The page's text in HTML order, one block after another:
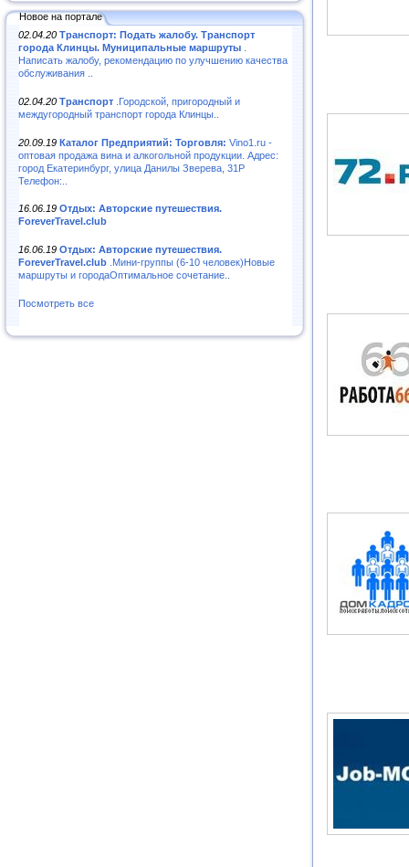
Новое на портале
02.04.20 Транспорт: Подать жалобу. Транспорт
города Клинцы. Муниципальные маршруты
Написать жалобу, рекомендацию по улучшению качества
обслуживания ..
02.04.20 Транспорт .Городской, пригородный и
междугородный транспорт города Клинцы..
20.09.19 Каталог Предприятий: Торговля: Vino1.ru -
оптовая продажа вина и алкогольной продукции. Адрес:
город Екатеринбург, улица Данилы Зверева, 31Р
Телефон:..
16.06.19 Отдых: Авторские путешествия.
ForeverTravel.club
16.06.19 Отдых: Авторские путешествия.
ForeverTravel.club .Мини-группы (6-10 человек)Новые
маршруты и городаОптимальное сочетание..
Посмотреть все